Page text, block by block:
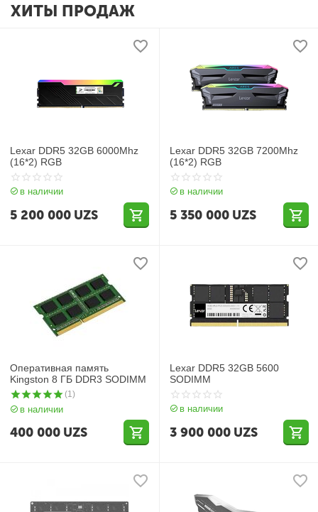
ХИТЫ ПРОДАЖ
Lexar DDR5 32GB 6000Mhz
(16*2) RGB
в наличии
5 200 000 UZS
Lexar DDR5 32GB 7200Mhz
(16*2) RGB
в наличии
5 350 000 UZS
Оперативная память
Kingston 8 ГБ DDR3 SODIMM
(1)
в наличии
400 000 UZS
Lexar DDR5 32GB 5600
SODIMM
в наличии
3 900 000 UZS